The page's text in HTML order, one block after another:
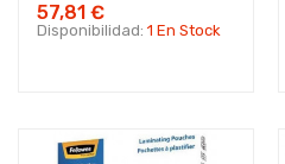
57,81 €
Disponibilidad: 1 En Stock